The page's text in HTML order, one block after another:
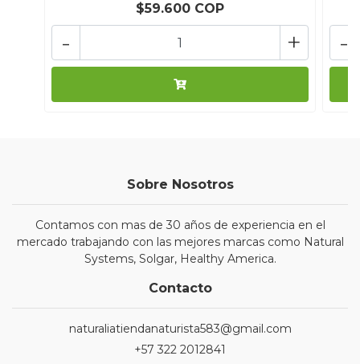
$59.600 COP
+
- -
Sobre Nosotros
Contamos con mas de 30 años de experiencia en el
mercado trabajando con las mejores marcas como Natural
Systems, Solgar, Healthy America.
Contacto
naturaliatiendanaturista583@gmail.com
+57 322 2012841